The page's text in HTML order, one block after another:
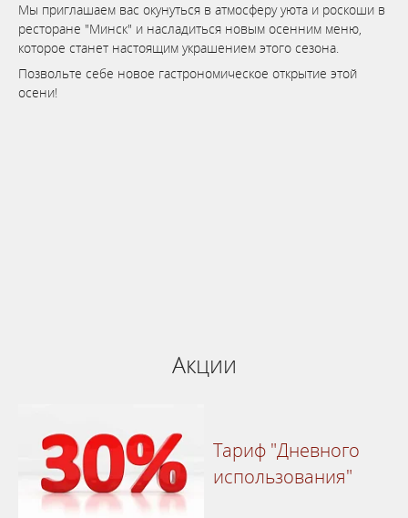
Мы приглашаем вас окунуться в атмосферу уюта и роскоши в
ресторане "Минск" и насладиться новым осенним меню,
которое станет настоящим украшением этого сезона.
Позвольте себе новое гастрономическое открытие этой
осени!
Акции
Тариф "Дневного
использования"